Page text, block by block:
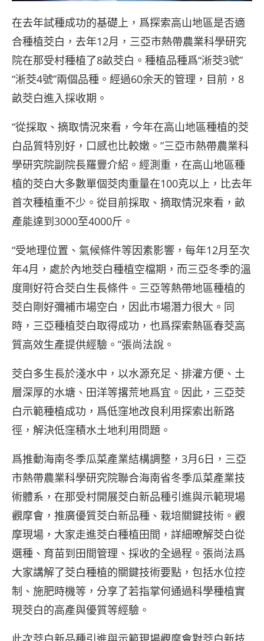
在去年試種成功的基礎上，爲探索高山地區是否適
合種植茭白，去年12月，三亞市熱帶農業科學研究
院在那受村種植了8畝茭白。種植品種爲“淅茭3號”
“淅茭4號”兩個品種。經過60余天的管理，目前，8
畝茭白進入採收期。
“從採取、摘取情況來看，今年在高山地區種植的茭
白品質特別好，口感也比較嫩。”三亞市熱帶農業科
學研究院副院長羅豐介紹。經測重，在高山地區種
植的茭白大多數單個茭肉重量在100克以上，比去年
首次種植重不少。從目前採取、摘取情況來看，畝
產能達到3000至4000斤。
“受地理位置、氣候條件等因素影響，每年12月至次
年4月，處於內地茭白種植空檔期，而三亞冬季的溫
度剛好符合茭白生長條件。三亞等熱帶地區種植的
茭白剛好彌補市場空白，因此市場潛力很大。同
時，三亞種植茭白取得成功，也爲探索熱區春茭高
質高效生產提供經驗。”張尚法說。
茭白多生長於淺水中，以水源充足、排灌方便、土
層深厚的水塘、田洋等撂荒地爲宜。因此，三亞茭
白示範種植成功，爲低窪地改良利用探索出新路
徑，解決低窪積水土地利用問題。
爲推動海南冬季瓜菜產業結構調整，3月6日，三亞
市熱帶農業科學研究院聯合海南省冬季瓜菜產業技
術體系，在那受村開展茭白新品種引進與示範現場
觀摩會，推廣優質茭白新品種、栽培關鍵技術。觀
摩現場，大家走進茭白種植田間，詳細暸解茭白從
選種、育苗到田間管理、採收的全過程。張尚法爲
大家講解了茭白種植的關鍵技術要點，包括水位控
制、施肥時機等，分享了若指掌何通過科學種植實
現茭白的高產與優質等經驗。